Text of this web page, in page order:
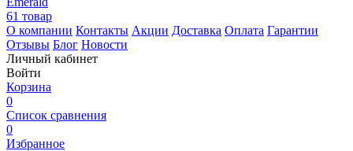
61 товар
О компании Контакты Акции Доставка Оплата Гарантии
Отзывы Блог Новости
Личный кабинет
Войти
Корзина
0
Список сравнения
0
Избранное